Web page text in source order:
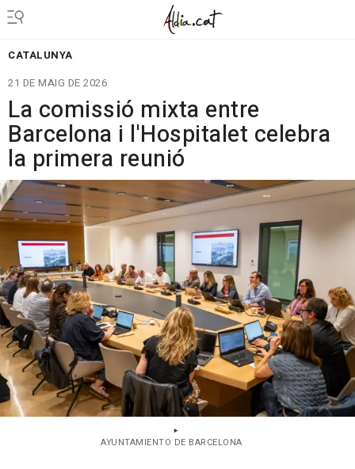
CATALUNYA
21 DE MAIG DE 2026
La comissió mixta entre
Barcelona i l'Hospitalet celebra
la primera reunió
AYUNTAMIENTO DE BARCELONA